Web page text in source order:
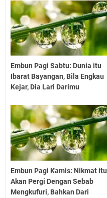
Embun Pagi Sabtu: Dunia itu
Ibarat Bayangan, Bila Engkau
Kejar, Dia Lari Darimu
Embun Pagi Kamis: Nikmat itu
Akan Pergi Dengan Sebab
Mengkufuri, Bahkan Dari